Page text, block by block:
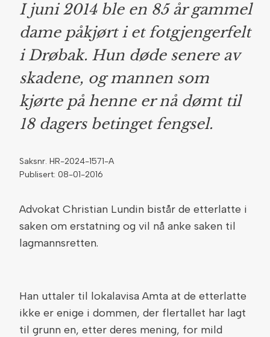
I juni 2014 ble en 85 år gammel
dame påkjørt i et fotgjengerfelt
i Drøbak. Hun døde senere av
skadene, og mannen som
kjørte på henne er nå dømt til
18 dagers betinget fengsel.
Saksnr. HR-2024-1571-A
Publisert: 08-01-2016
Advokat Christian Lundin bistår de etterlatte i
saken om erstatning og vil nå anke saken til
lagmannsretten.
Han uttaler til lokalavisa Amta at de etterlatte
ikke er enige i dommen, der flertallet har lagt
til grunn en, etter deres mening, for mild